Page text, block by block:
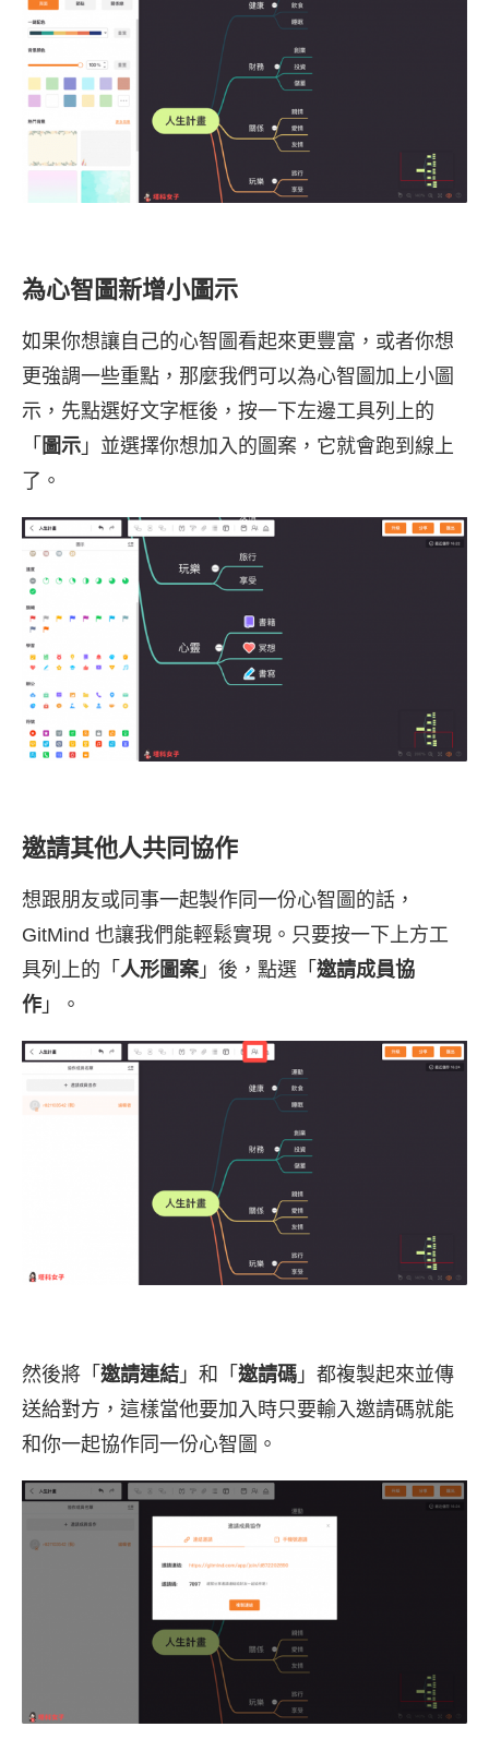
為心智圖新增小圖示
如果你想讓自己的心智圖看起來更豐富，或者你想
更強調一些重點，那麼我們可以為心智圖加上小圖
示，先點選好文字框後，按一下左邊工具列上的
「 圖示 」並選擇你想加入的圖案，它就會跑到線上
了。
邀請其他人共同協作
想跟朋友或同事一起製作同一份心智圖的話，
GitMind 也讓我們能輕鬆實現。只要按一下上方工
具列上的「 人形圖案 」後，點選「 邀請成員協
作 」。
然後將「 邀請連結 」和「 邀請碼 」都複製起來並傳
送給對方，這樣當他要加入時只要輸入邀請碼就能
和你一起協作同一份心智圖。